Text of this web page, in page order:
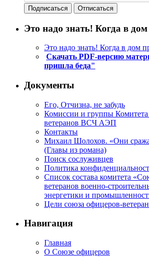
Это надо знать! Когда в
Это надо знать! Когда в дом
Скачать PDF-версию
пришла беда"
Документы
Его, Отчизна, не забудь
Комиссии и группы
ветеранов ВСЧ АЭП
Контакты
Михаил Шолохов. «Они
(Главы из романа)
Поиск сослуживцев
Политика
Список состава комитета
ветеранов военно-
энергетики и
Цели союза офицеров-
Навигация
Главная
О Союзе офицеров